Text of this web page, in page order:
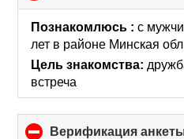
to
collapse
contents
Познакомлюсь :с
лет в районе Минская
Цель знакомства:
встреча
Верификация